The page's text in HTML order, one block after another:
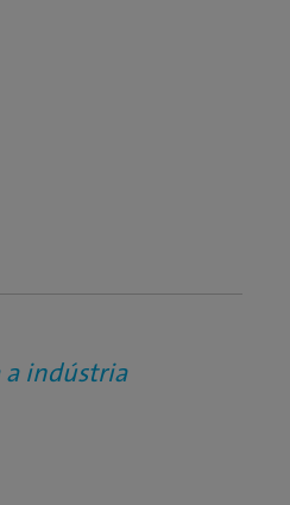
a indústria